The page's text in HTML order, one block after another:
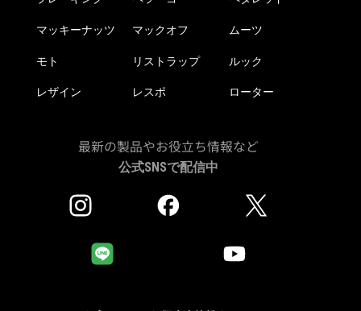
マッキーナッツ マックオフ ムーツ
モト リストラップ ルック
レザイン レスポ ローター
最新の製品やお役立ち情報など
公式SNSで配信中